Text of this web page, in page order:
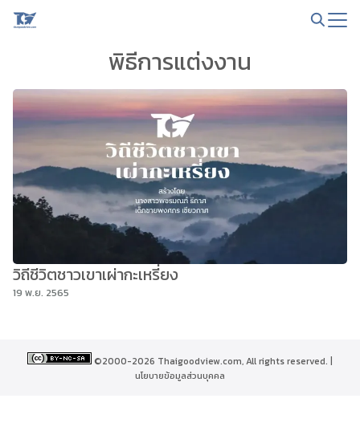
Skip
พิธีการแต่งงาน
วิถีชีวิตชาวเขาเผ่ากะเหรี่ยง
19 พ.ย. 2565
©2000-2026 Thaigoodview.com, All rights reserved. |
นโยบายข้อมูลส่วนบุคคล